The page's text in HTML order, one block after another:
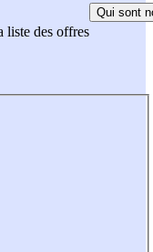
liste des offres
Qui sont